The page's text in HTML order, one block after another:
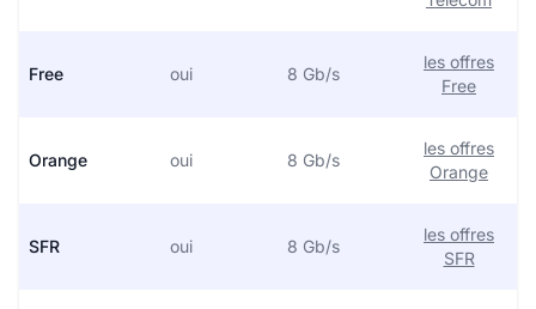
Free oui 8 Gb/s
les offres
Free
Orange oui 8 Gb/s
les offres
Orange
SFR oui 8 Gb/s
les offres
SFR